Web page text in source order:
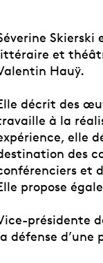
Skierski
et
Hauÿ.
décrit des
à la
elle
des
et
propose
présidente
défense d’une